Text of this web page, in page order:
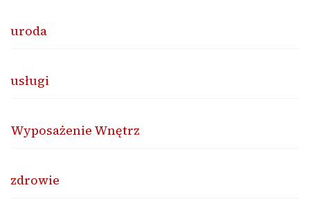
uroda
usługi
Wyposażenie Wnętrz
zdrowie